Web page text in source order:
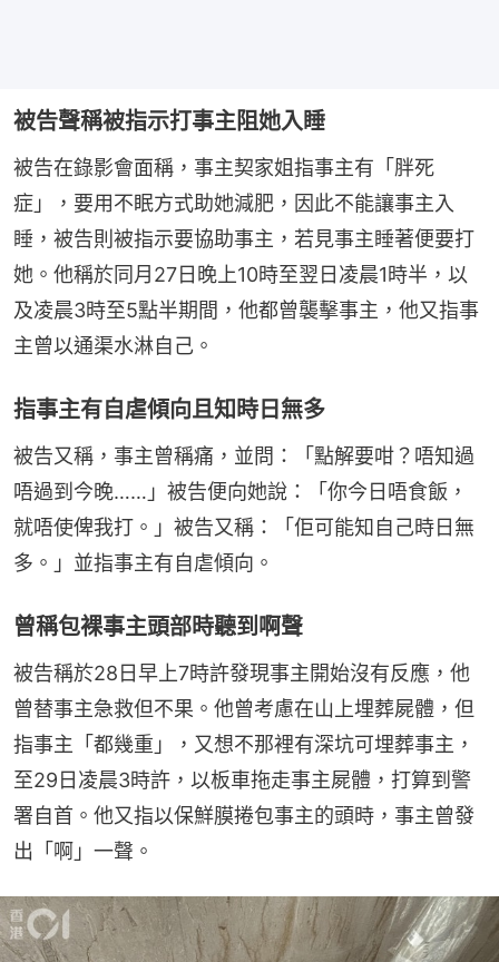
被告聲稱被指示打事主阻她入睡
被告在錄影會面稱，事主契家姐指事主有「胖死
症」，要用不眠方式助她減肥，因此不能讓事主入
睡，被告則被指示要協助事主，若見事主睡著便要打
她。他稱於同月27日晚上10時至翌日凌晨1時半，以
及凌晨3時至5點半期間，他都曾襲擊事主，他又指事
主曾以通渠水淋自己。
指事主有自虐傾向且知時日無多
被告又稱，事主曾稱痛，並問：「點解要咁？唔知過
唔過到今晚……」被告便向她說：「你今日唔食飯，
就唔使俾我打。」被告又稱：「佢可能知自己時日無
多。」並指事主有自虐傾向。
曾稱包裸事主頭部時聽到啊聲
被告稱於28日早上7時許發現事主開始沒有反應，他
曾替事主急救但不果。他曾考慮在山上埋葬屍體，但
指事主「都幾重」，又想不那裡有深坑可埋葬事主，
至29日凌晨3時許，以板車拖走事主屍體，打算到警
署自首。他又指以保鮮膜捲包事主的頭時，事主曾發
出「啊」一聲。